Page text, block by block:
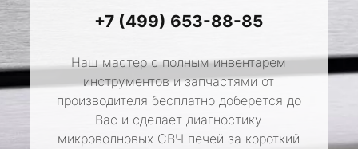
+7 (499) 653-88-85
Наш мастер с полным инвентарем
инструментов и запчастями от
производителя бесплатно доберется до
Вас и сделает диагностику
микроволновых СВЧ печей за короткий